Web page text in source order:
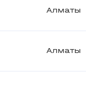
Алматы
Алматы